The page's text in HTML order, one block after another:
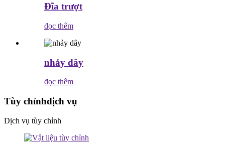
Đĩa trượt
đọc thêm
nhảy dây
đọc thêm
Tùy chỉnhdịch vụ
Dịch vụ tùy chỉnh